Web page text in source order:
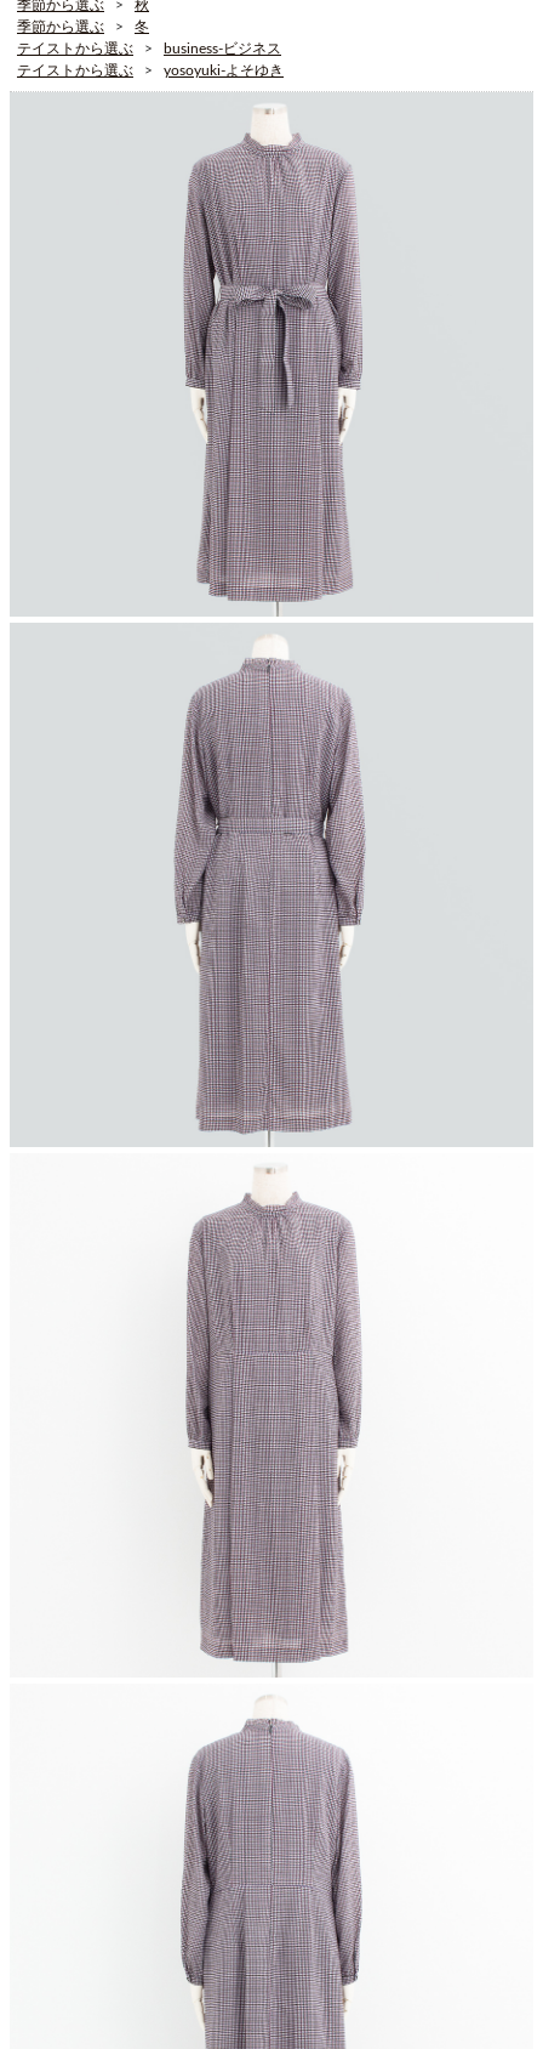
季節から選ぶ
秋
季節から選ぶ
冬
テイストから選ぶ
business-ビジネス
テイストから選ぶ
yosoyuki-よそゆき